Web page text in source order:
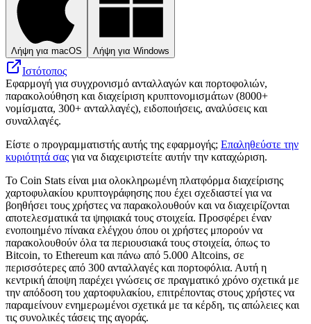
Λήψη για macOS Λήψη για Windows
Ιστότοπος
Εφαρμογή για συγχρονισμό ανταλλαγών και πορτοφολιών,
παρακολούθηση και διαχείριση κρυπτονομισμάτων (8000+
νομίσματα, 300+ ανταλλαγές), ειδοποιήσεις, αναλύσεις και
συναλλαγές.
Είστε ο προγραμματιστής αυτής της εφαρμογής; Επαληθεύστε την
κυριότητά σας για να διαχειριστείτε αυτήν την καταχώριση.
Το Coin Stats είναι μια ολοκληρωμένη πλατφόρμα διαχείρισης
χαρτοφυλακίου κρυπτογράφησης που έχει σχεδιαστεί για να
βοηθήσει τους χρήστες να παρακολουθούν και να διαχειρίζονται
αποτελεσματικά τα ψηφιακά τους στοιχεία. Προσφέρει έναν
ενοποιημένο πίνακα ελέγχου όπου οι χρήστες μπορούν να
παρακολουθούν όλα τα περιουσιακά τους στοιχεία, όπως το
Bitcoin, το Ethereum και πάνω από 5.000 Altcoins, σε
περισσότερες από 300 ανταλλαγές και πορτοφόλια. Αυτή η
κεντρική άποψη παρέχει γνώσεις σε πραγματικό χρόνο σχετικά με
την απόδοση του χαρτοφυλακίου, επιτρέποντας στους χρήστες να
παραμείνουν ενημερωμένοι σχετικά με τα κέρδη, τις απώλειες και
τις συνολικές τάσεις της αγοράς.